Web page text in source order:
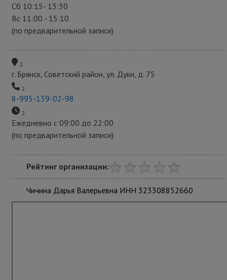
Сб 10:15- 13:30
Вс 11:00 - 15:10
(по предварительной записи)
2
г. Брянск, Советский район, ул. Дуки, д. 75
2
8-995-139-02-98
2
Ежедневно с 09:00 до 22:00
(по предварительной записи)
Рейтинг организации:
Чичина Дарья Валерьевна ИНН 323308852660